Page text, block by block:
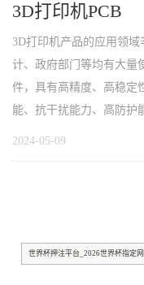
3D打印机PCB
3D打印机产品的应用领
计、政府部门等均有大量
件，具有高精度、高稳定
能、抗干扰能力、高防护
2024-05-09
世界杯押注平台_2026世界杯指定